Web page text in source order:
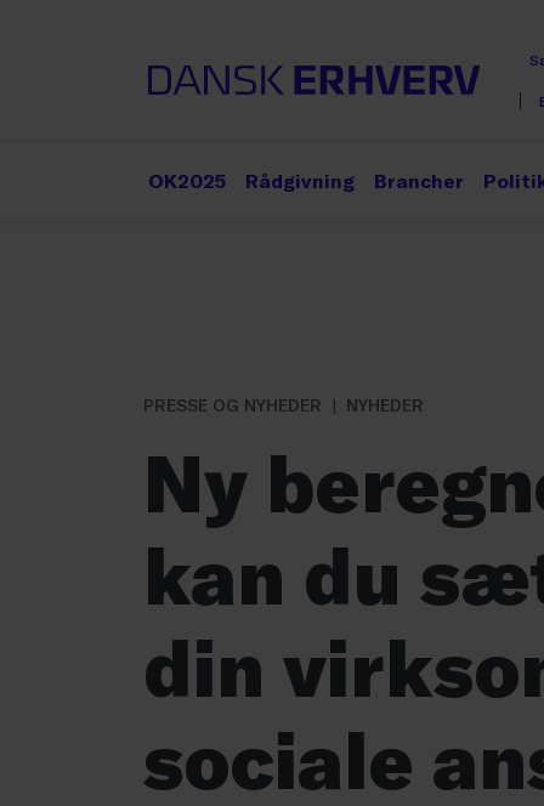
OK2025 Rådgivning Brancher
PRESSE OG NYHEDER
NYHEDER
Ny
kan du
din
sociale